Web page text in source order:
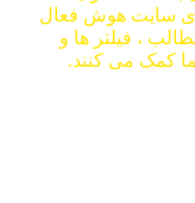
های سایت هوش فعال
، فیلتر ها و
کمک می کنند.